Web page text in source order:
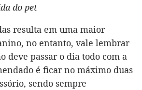
do pet
resulta em uma maior
no entanto, vale lembrar
deve passar o dia todo com a
é ficar no máximo duas
sendo sempre